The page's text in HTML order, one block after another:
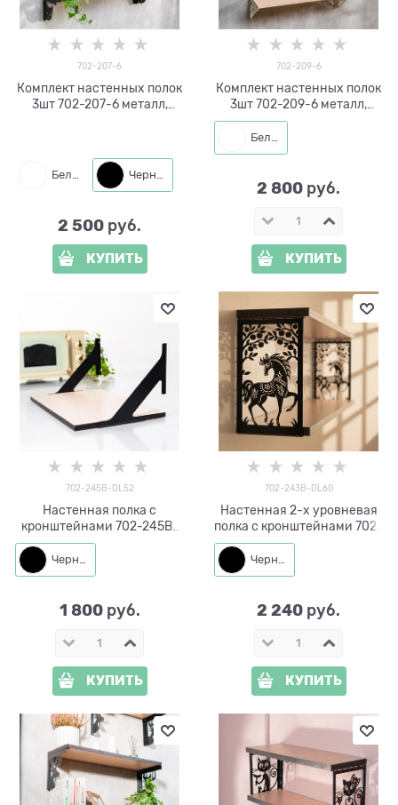
702-207-6
Комплект настенных полок
3шт 702-207-6 металл,
Белый Черный
2 500 руб.
КУПИТЬ
702-209-6
Комплект настенных полок
3шт 702-209-6 металл,
ЛДСП
Белый
2 800 руб.
КУПИТЬ
702-245B-DL52
Настенная полка с
кронштейнами 702-245B-
DL52 металл, ЛДСП 52*27 см
Черный
1 800 руб.
КУПИТЬ
702-243B-DL60
Настенная 2-х уровневая
полка с кронштейнами 702-
243B-DL60 металл, ЛДСП
60*14*1,8 см
Черный
2 240 руб.
КУПИТЬ